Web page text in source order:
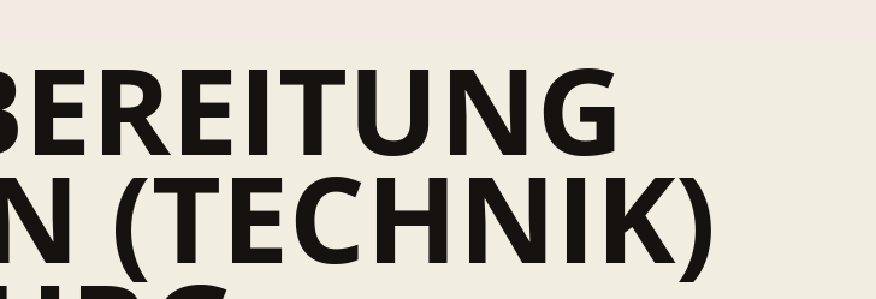
(TECHNIK)